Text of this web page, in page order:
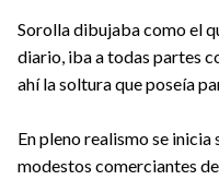
Sorolla dibujaba como el
diario, iba a todas partes
ahí la soltura que poseía
En pleno realismo se inicia
modestos comerciantes